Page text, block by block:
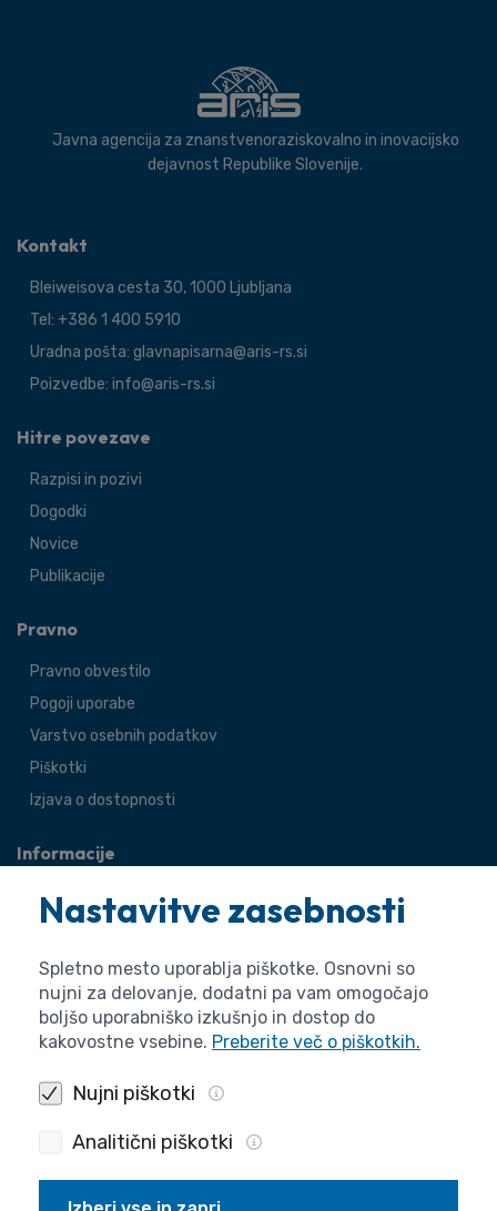
Javna agencija za znanstvenoraziskovalno in inovacijsko
dejavnost Republike Slovenije.
Kontakt
Bleiweisova cesta 30, 1000 Ljubljana
Tel: +386 1 400 5910
Uradna pošta: glavnapisarna@aris-rs.si
Poizvedbe: info@aris-rs.si
Hitre povezave
Razpisi in pozivi
Dogodki
Novice
Publikacije
Pravno
Pravno obvestilo
Pogoji uporabe
Varstvo osebnih podatkov
Piškotki
Izjava o dostopnosti
Informacije
O agenciji
Splošne zadeve
Pravne zadeve
Nastavitve zasebnosti
Spletno mesto uporablja piškotke. Osnovni so
nujni za delovanje, dodatni pa vam omogočajo
boljšo uporabniško izkušnjo in dostop do
kakovostne vsebine. Preberite več o piškotkih.
Nujni piškotki
Analitični piškotki